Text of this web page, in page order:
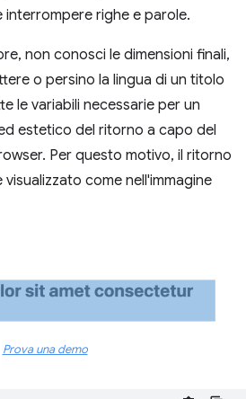
interrompere righe e parole.
non conosci le dimensioni finali,
o persino la lingua di un titolo
le variabili necessarie per un
estetico del ritorno a capo del
Per questo motivo, il ritorno
come nell'immagine
Prova una demo